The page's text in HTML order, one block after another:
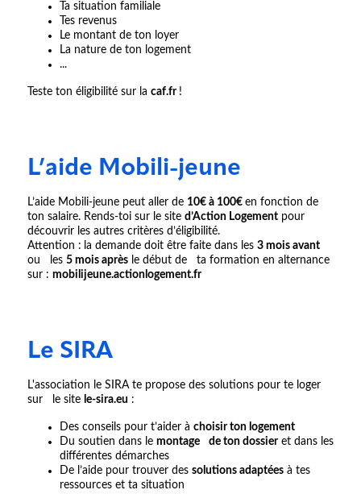
Ta situation familiale
Tes revenus
Le montant de ton loyer
La nature de ton logement
...
Teste ton éligibilité sur la caf.fr !
L’aide Mobili-jeune
L’aide Mobili-jeune peut aller de 10€ à 100€ en fonction de
ton salaire. Rends-toi sur le site d’Action Logementpour
découvrir les autres critères d’éligibilité.
Attention : la demande doit être faite dans les 3 mois avant
ou les 5 mois aprèsle début de ta formation en alternance
sur : mobilijeune.actionlogement.fr
Le SIRA
L'association le SIRA te propose des solutions pour te loger
sur le site le-sira.eu :
Des conseils pour t’aider à choisir ton logement
Du soutien dans le montage de ton dossieret dans les
différentes démarches
De l’aide pour trouver des solutions adaptéesà tes
ressources et ta situation